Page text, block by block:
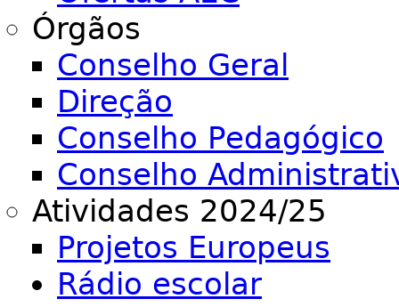
Órgãos
Conselho Geral
Direção
Conselho Pedagógico
Conselho
Atividades 2024/25
Projetos Europeus
Rádio escolar